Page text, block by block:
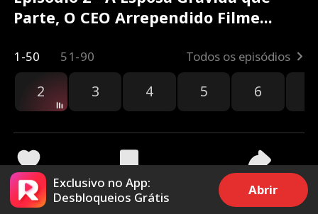
Parte, O CEO Arrependido Filme
1-50 51-90 Todos os episódios
2 3 4 5 6
2.5k 24.5k Compartilhar
Exclusivo no App:
Desbloqueios Grátis
Abrir